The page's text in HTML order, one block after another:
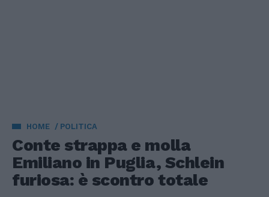
HOME POLITICA
Conte strappa e molla
Emiliano in Puglia, Schlein
furiosa: è scontro totale